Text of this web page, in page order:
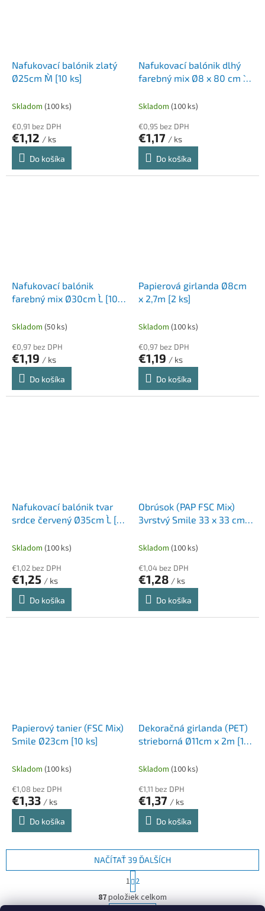
Nafukovací balónik zlatý
Ø25cm `M` [10 ks]
Skladom (100 ks)
€0,91 bez DPH
€1,12 / ks
Do košíka
Nafukovací balónik dlhý
farebný mix Ø8 x 80 cm `L`
Skladom (100 ks)
€0,95 bez DPH
€1,17 / ks
Do košíka
Nafukovací balónik
farebný mix Ø30cm `L` [10
Skladom (50 ks)
€0,97 bez DPH
€1,19 / ks
Do košíka
Papierová girlanda Ø8cm
x 2,7m [2 ks]
Skladom (100 ks)
€0,97 bez DPH
€1,19 / ks
Do košíka
Nafukovací balónik tvar
srdce červený Ø35cm `L` [5
Skladom (100 ks)
€1,02 bez DPH
€1,25 / ks
Do košíka
Obrúsok (PAP FSC Mix)
3vrstvý Smile 33 x 33 cm
Skladom (100 ks)
€1,04 bez DPH
€1,28 / ks
Do košíka
Papierový tanier (FSC Mix)
Smile Ø23cm [10 ks]
Skladom (100 ks)
€1,08 bez DPH
€1,33 / ks
Do košíka
Dekoračná girlanda (PET)
strieborná Ø11cm x 2m [1
Skladom (100 ks)
€1,11 bez DPH
€1,37 / ks
Do košíka
O
v
NAČÍTAŤ 39 ĎALŠÍCH
S
t
r
á
1 2
87položiek celkom